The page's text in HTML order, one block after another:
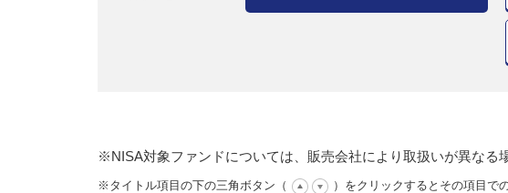
※NISA対象ファンドについては、販売会社により取扱いが異なる
※タイトル項目の下の三角ボタン（
）をクリックするとその項目で